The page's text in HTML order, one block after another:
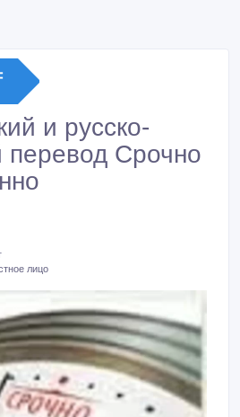
и русско-
перевод Срочно
лицо